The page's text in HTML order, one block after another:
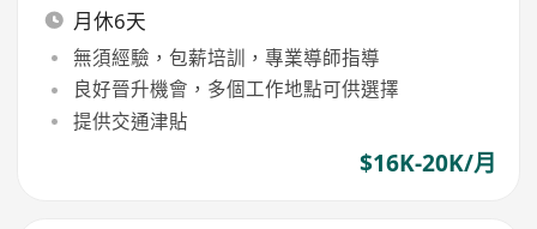
月休6天
無須經驗，包薪培訓，專業導師指導
良好晉升機會，多個工作地點可供選擇
提供交通津貼
$16K-20K/月